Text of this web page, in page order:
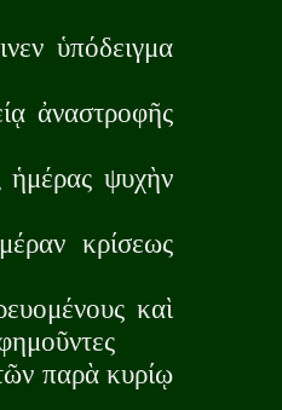
ὑπόδειγμα
ἀναστροφῆς
ἡμέρας ψυχὴν
κρίσεως
καὶ
παρὰ κυρίῳ